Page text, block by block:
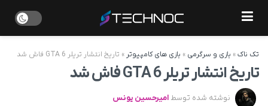
تک ناک» بازی و سرگرمی » بازی های کامپیوتر » تاریخ انتشار تریلر GTA 6 فاش شد
تاریخ انتشار تریلر GTA 6 فاش شد
نوشته شده توسط امیرحسین یونس